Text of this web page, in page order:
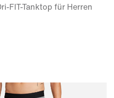
FIT-Tanktop für Herren